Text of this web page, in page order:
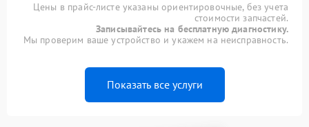
Цены в прайс-листе указаны ориентировочные, без учета
стоимости запчастей.
Записывайтесь на бесплатную диагностику.
Мы проверим ваше устройство и укажем на неисправность.
Показать все услуги